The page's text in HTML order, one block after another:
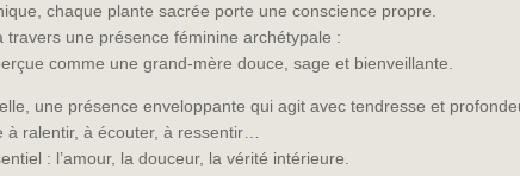
chaque plante sacrée porte une conscience propre.
travers une présence féminine archétypale :
comme une grand-mère douce, sage et bienveillante.
une présence enveloppante qui agit avec tendresse et
à ralentir, à écouter, à ressentir…
: l’amour, la douceur, la vérité intérieure.